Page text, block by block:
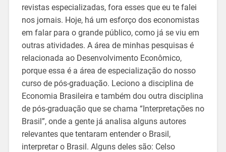
revistas especializadas, fora esses que eu te falei
nos jornais. Hoje, há um esforço dos economistas
em falar para o grande público, como já se viu em
outras atividades. A área de minhas pesquisas é
relacionada ao Desenvolvimento Econômico,
porque essa é a área de especialização do nosso
curso de pós-graduação. Leciono a disciplina de
Economia Brasileira e também dou outra disciplina
de pós-graduação que se chama “Interpretações no
Brasil”, onde a gente já analisa alguns autores
relevantes que tentaram entender o Brasil,
interpretar o Brasil. Alguns deles são: Celso